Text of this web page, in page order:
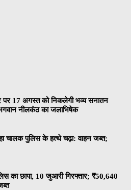
पर 17 अगस्त को निकलेगी भव्य सनातन
नीलकंठ का जलाभिषेक
चालक पुलिस के हत्थे चढ़ा: वाहन जब्त;
का छापा, 10 जुआरी गिरफ्तार; ₹50,640